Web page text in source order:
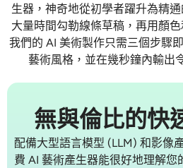
AI 風格圖片生成器
肖像工具
髮型更換器
換衣服
生器 ，神奇地從初學者躍升為精
大量時間勾勒線條草稿，再用顏
我們的 AI 美術製作只需三個步驟
藝術風格，並在幾秒鐘內輸出
無與倫比的快
配備大型語言模型 (LLM) 和影像
費 AI 藝術產生器能很好地理解您